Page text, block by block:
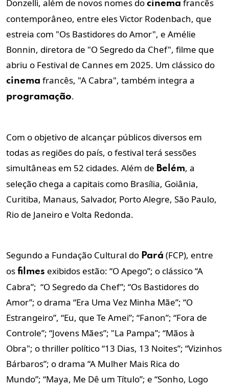
Donzelli, além de novos nomes do cinema francês
contemporâneo, entre eles Victor Rodenbach, que
estreia com "Os Bastidores do Amor", e Amélie
Bonnin, diretora de "O Segredo da Chef", filme que
abriu o Festival de Cannes em 2025. Um clássico do
cinema francês, "A Cabra", também integra a
programação.
Com o objetivo de alcançar públicos diversos em
todas as regiões do país, o festival terá sessões
simultâneas em 52 cidades. Além de Belém, a
seleção chega a capitais como Brasília, Goiânia,
Curitiba, Manaus, Salvador, Porto Alegre, São Paulo,
Rio de Janeiro e Volta Redonda.
Segundo a Fundação Cultural do Pará (FCP), entre
os filmes exibidos estão: “O Apego”; o clássico “A
Cabra”; “O Segredo da Chef”; “Os Bastidores do
Amor”; o drama “Era Uma Vez Minha Mãe”; “O
Estrangeiro”, “Eu, que Te Amei”; “Fanon”; “Fora de
Controle”; “Jovens Mães”; "La Pampa”; “Mãos à
Obra"; othriller político “13 Dias, 13 Noites”; “Vizinhos
Bárbaros”; o drama “A Mulher Mais Rica do
Mundo”; “Maya, Me Dê um Título”; e “Sonho, Logo